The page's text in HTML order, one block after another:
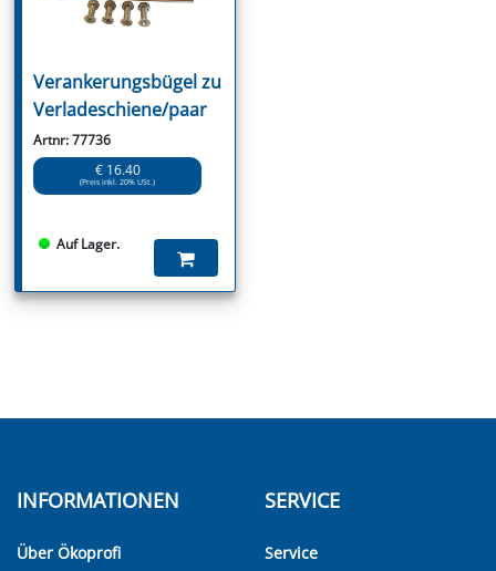
Verankerungsbügel zu
Verladeschiene/paar
Artnr: 77736
€ 16.40
(Preis inkl. 20% USt.)
Auf Lager.
INFORMATIONEN
Über Ökoprofi
SERVICE
Service